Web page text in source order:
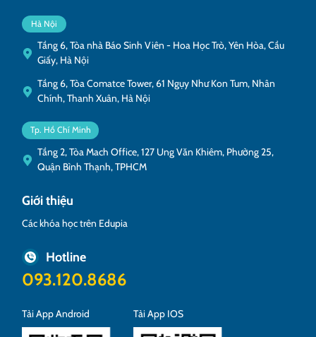
Hà Nội
Tầng 6, Tòa nhà Báo Sinh Viên - Hoa Học Trò, Yên Hòa, Cầu
Giấy, Hà Nội
Tầng 6, Tòa Comatce Tower, 61 Ngụy Như Kon Tum, Nhân
Chính, Thanh Xuân, Hà Nội
Tp. Hồ Chí Minh
Tầng 2, Tòa Mach Office, 127 Ung Văn Khiêm, Phường 25,
Quận Bình Thạnh, TPHCM
Giới thiệu
Các khóa học trên Edupia
Hotline
093.120.8686
Tải App Android Tải App IOS